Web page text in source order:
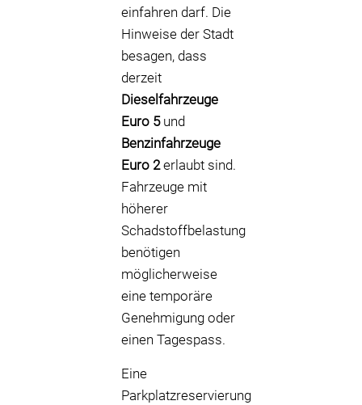
einfahren darf. Die
Hinweise der Stadt
besagen, dass
derzeit
Dieselfahrzeuge
Euro 5und
Benzinfahrzeuge
Euro 2erlaubt sind.
Fahrzeuge mit
höherer
Schadstoffbelastung
benötigen
möglicherweise
eine temporäre
Genehmigung oder
einen Tagespass.
Eine
Parkplatzreservierung